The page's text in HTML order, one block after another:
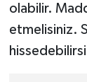
olabilir.
etmelisiniz.